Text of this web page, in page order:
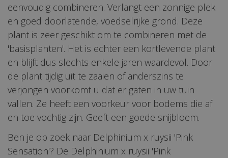
eenvoudig combineren. Verlangt een zonnige plek
en goed doorlatende, voedselrijke grond. Deze
plant is zeer geschikt om te combineren met de
'basisplanten'. Het is echter een kortlevende plant
en blijft dus slechts enkele jaren waardevol. Door
de plant tijdig uit te zaaien of anderszins te
verjongen voorkomt u dat er gaten in uw tuin
vallen. Ze heeft een voorkeur voor bodems die af
en toe vochtig zijn. Geeft een goede snijbloem.
Ben je op zoek naar Delphinium x ruysii 'Pink
Sensation'? De Delphinium x ruysii 'Pink